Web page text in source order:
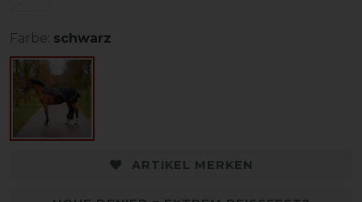
Farbe: schwarz
ARTIKEL MERKEN